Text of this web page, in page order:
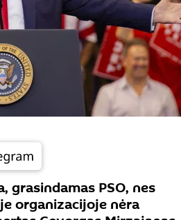
grasindamas PSO, nes
organizacijoje nėra